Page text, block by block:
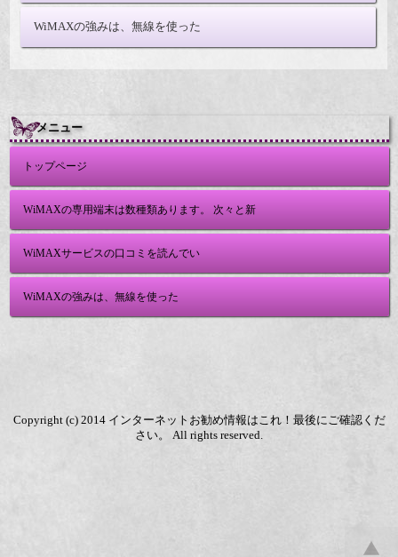
WiMAXの強みは、無線を使った
メニュー
トップページ
WiMAXの専用端末は数種類あります。 次々と新
WiMAXサービスの口コミを読んでい
WiMAXの強みは、無線を使った
Copyright (c) 2014 インターネットお勧め情報はこれ！最後にご確認くだ
さい。 All rights reserved.